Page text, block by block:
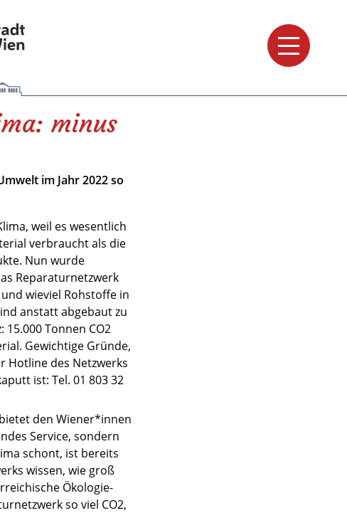
minus
im Jahr 2022 so
weil es wesentlich
verbraucht als die
Nun wurde
Reparaturnetzwerk
wieviel Rohstoffe in
anstatt abgebaut zu
15.000 Tonnen CO2
Gewichtige Gründe,
Hotline des Netzwerks
ist: Tel. 01 803 32
den Wiener*innen
Service, sondern
schont, ist bereits
wissen, wie groß
Ökologie-
so viel CO2,